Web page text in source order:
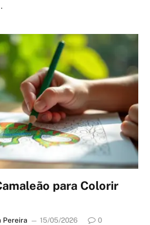
para Colorir
Pereira 15/05/2026 0